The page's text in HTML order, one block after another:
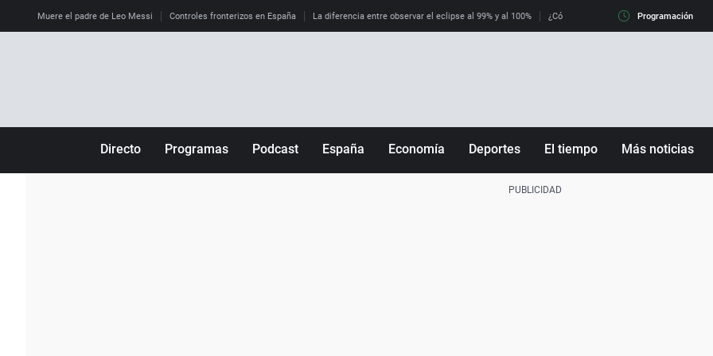
Muere el padre de Leo Messi Controles fronterizos en España La diferencia entre observar el eclipse al 99% y al 100% ¿Cómo es llegar a Italia con controles
Programación
Directo Programas Podcast España Economía Deportes El tiempo Más noticias